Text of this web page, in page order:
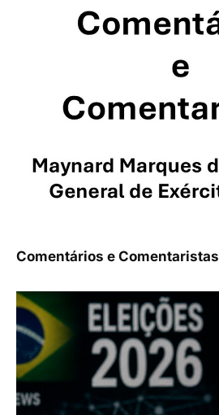
Comentários e Comentaristas